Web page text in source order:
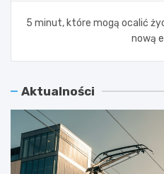
5 minut, które mogą ocalić
nową
Aktualności